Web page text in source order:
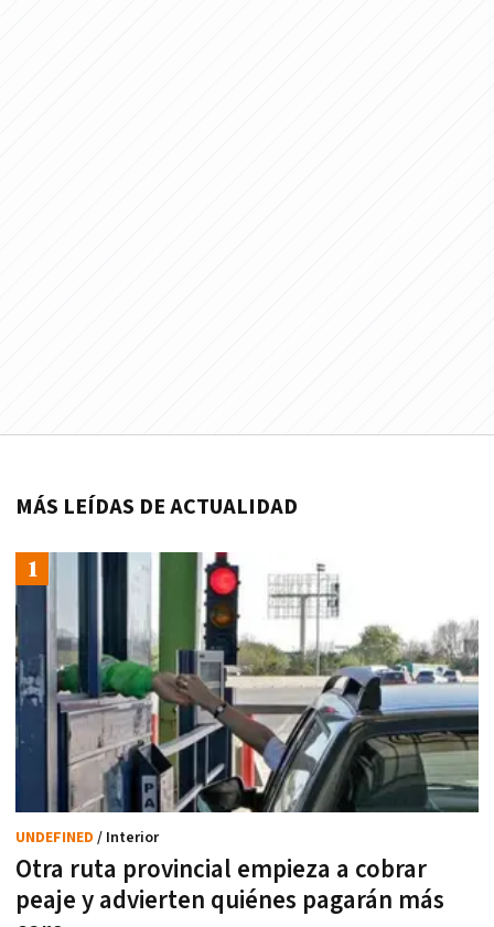
MÁS LEÍDAS DE ACTUALIDAD
Otra ruta provincial empieza a cobrar
peaje y advierten quiénes pagarán más
UNDEFINED / Interior